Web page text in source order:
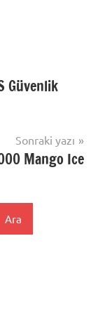
Güvenlik
Sonraki yazı
Mango Ice
Ara